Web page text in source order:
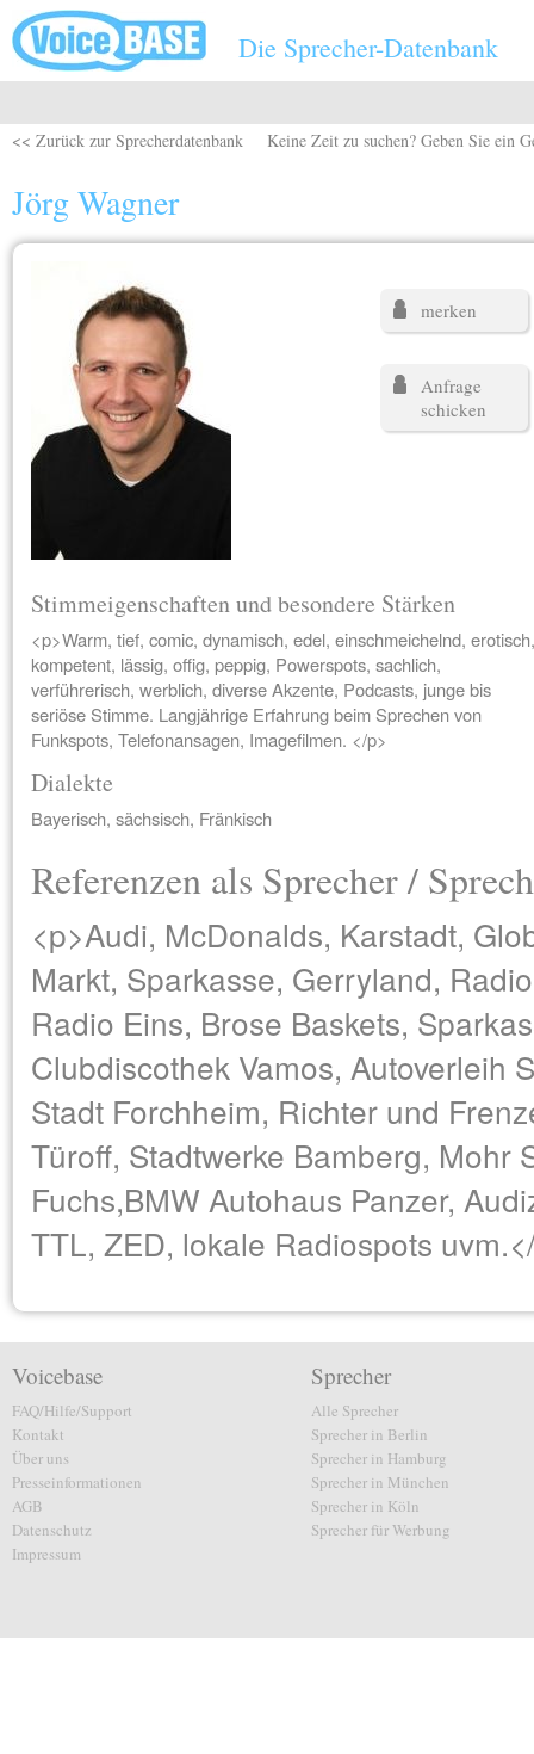
Direkt zum Inhalt
Die Sprecher-Datenbank
<< Zurück zur Sprecherdatenbank Keine Zeit zu suchen? Geben Sie ein
Jörg Wagner
merken
Anfrage
schicken
Stimmeigenschaften und besondere Stärken
<p>Warm, tief, comic, dynamisch, edel, einschmeichelnd, erotisch,
kompetent, lässig, offig, peppig, Powerspots, sachlich,
verführerisch, werblich, diverse Akzente, Podcasts, junge bis
seriöse Stimme. Langjährige Erfahrung beim Sprechen von
Funkspots, Telefonansagen, Imagefilmen. </p>
Dialekte
Bayerisch, sächsisch, Fränkisch
Referenzen als Sprecher /
<p>Audi, McDonalds, Karstadt,
Markt, Sparkasse, Gerryland,
Radio Eins, Brose Baskets,
Clubdiscothek Vamos, Autoverleih
Stadt Forchheim, Richter und
Türoff, Stadtwerke Bamberg, Mohr
Fuchs,BMW Autohaus Panzer,
TTL, ZED, lokale Radiospots
Voicebase
FAQ/Hilfe/Support
Kontakt
Über uns
Presseinformationen
AGB
Datenschutz
Impressum
Sprecher
Alle Sprecher
Sprecher in Berlin
Sprecher in Hamburg
Sprecher in München
Sprecher in Köln
Sprecher für Werbung